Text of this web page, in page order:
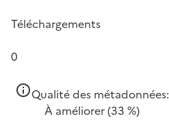
Téléchargements
0
Qualité des métadonnées:
À améliorer(33 %)